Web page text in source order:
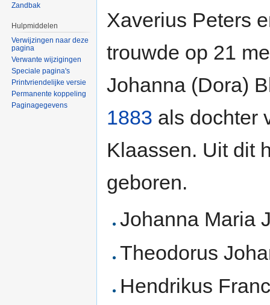
Xaverius Peters
trouwde op 21
Johanna (Dora)
1883 als dochter
Klaassen. Uit dit
geboren.
Johanna Maria
Theodorus
Hendrikus
Zandbak
Hulpmiddelen
Verwijzingen naar deze
pagina
Verwante wijzigingen
Speciale pagina's
Printvriendelijke versie
Permanente koppeling
Paginagegevens